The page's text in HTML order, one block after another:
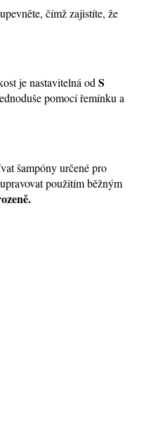
čímž zajistíte, že
je nastavitelná od S
pomocí řemínku a
šampóny určené pro
použitím běžným